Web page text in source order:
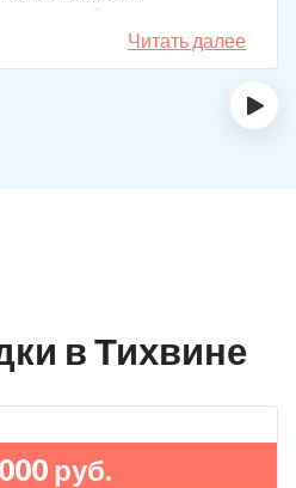
на соль. Спустя год завел
мое пристрастие к
чтобы ее не потерять.
Читать далее
›
в Тихвине
руб.